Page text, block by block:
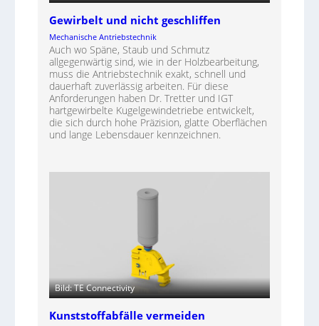
Gewirbelt und nicht geschliffen
Mechanische Antriebstechnik
Auch wo Späne, Staub und Schmutz
allgegenwärtig sind, wie in der Holzbearbeitung,
muss die Antriebstechnik exakt, schnell und
dauerhaft zuverlässig arbeiten. Für diese
Anforderungen haben Dr. Tretter und IGT
hartgewirbelte Kugelgewindetriebe entwickelt,
die sich durch hohe Präzision, glatte Oberflächen
und lange Lebensdauer kennzeichnen.
Bild: TE Connectivity
Kunststoffabfälle vermeiden